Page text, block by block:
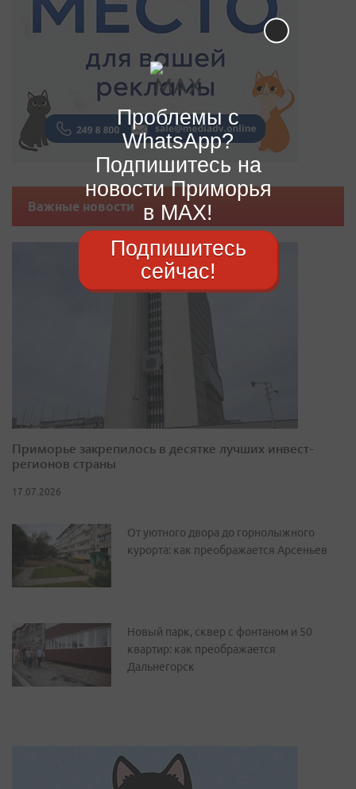
Важные новости
Приморье закрепилось в десятке лучших инвест-
регионов страны
17.07.2026
От уютного двора до горнолыжного
курорта: как преображается Арсеньев
Новый парк, сквер с фонтаном и 50
квартир: как преображается
Дальнегорск
Проблемы с
WhatsApp?
Подпишитесь на
новости Приморья
в MAX!
Подпишитесь
сейчас!